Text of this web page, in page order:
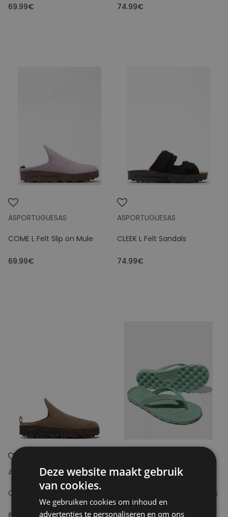
69.99€ 74.99€
ASPORTUGUESAS
COME L Felt Slip on Mule
69.99€
ASPORTUGUESAS
CLEEK L Felt Sandals
74.99€
ASPORTUGUESAS
COME L Felt Slip on Mule
ASPORTUGUESAS
EARTH L Cork Rubber Slippers
Deze website maakt gebruik
van cookies.
We gebruiken cookies om inhoud en
advertenties te personaliseren en om ons